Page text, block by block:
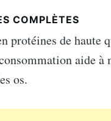
COMPLÈTES
protéines de haute
aide à
os.